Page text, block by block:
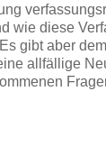
wie diese
gibt aber
allfällige